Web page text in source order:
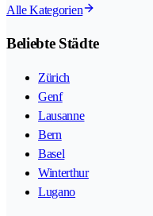
Alle Kategorien
Beliebte Städte
Zürich
Genf
Lausanne
Bern
Basel
Winterthur
Lugano